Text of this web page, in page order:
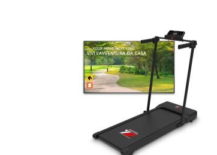
Electrique (125)
Non (34)